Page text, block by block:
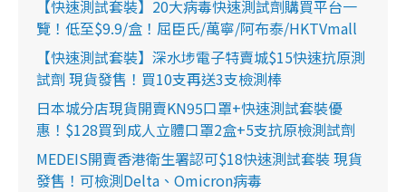
【快速測試套裝】20大病毒快速測試劑購買平台一
覽！低至$9.9/盒！屈臣氏/萬寧/阿布泰/HKTVmall
【快速測試套裝】深水埗電子特賣城$15快速抗原測
試劑 現貨發售！買10支再送3支檢測棒
日本城分店現貨開賣KN95口罩+快速測試套裝優
惠！$128買到成人立體口罩2盒+5支抗原檢測試劑
MEDEIS開賣香港衛生署認可$18快速測試套裝 現貨
發售！可檢測Delta、Omicron病毒